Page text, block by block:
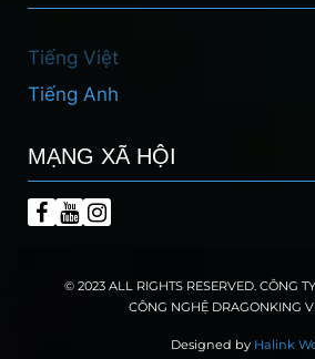
Tiếng Việt
Tiếng Anh
MẠNG XÃ HỘI
© 2023 ALL RIGHTS RESERVED. CÔNG
CÔNG NGHỆ DRAGONKING
Designed by Halink